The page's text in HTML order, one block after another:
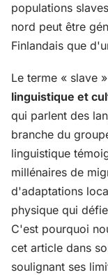
populations
nord peut être
Finlandais que
Le terme « slave
linguistique et
qui parlent des
branche du
linguistique
millénaires de
d'adaptations
physique qui
C'est pourquoi
cet article dans
soulignant ses